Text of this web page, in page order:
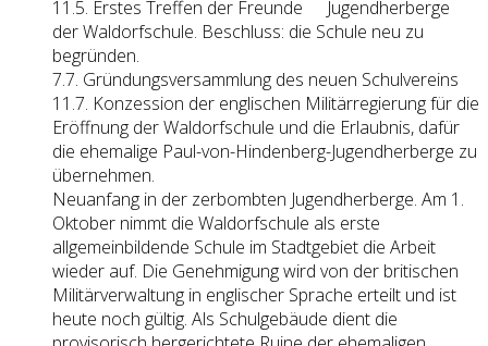
11.5. Erstes Treffen der Freunde
der Waldorfschule. Beschluss: die Schule neu zu
begründen.
7.7. Gründungsversammlung des neuen Schulvereins
11.7. Konzession der englischen Militärregierung für die
Eröffnung der Waldorfschule und die Erlaubnis, dafür
die ehemalige Paul-von-Hindenberg-Jugendherberge zu
übernehmen.
Neuanfang in der zerbombten Jugendherberge. Am 1.
Oktober nimmt die Waldorfschule als erste
allgemeinbildende Schule im Stadtgebiet die Arbeit
wieder auf. Die Genehmigung wird von der britischen
Militärverwaltung in englischer Sprache erteilt und ist
heute noch gültig. Als Schulgebäude dient die